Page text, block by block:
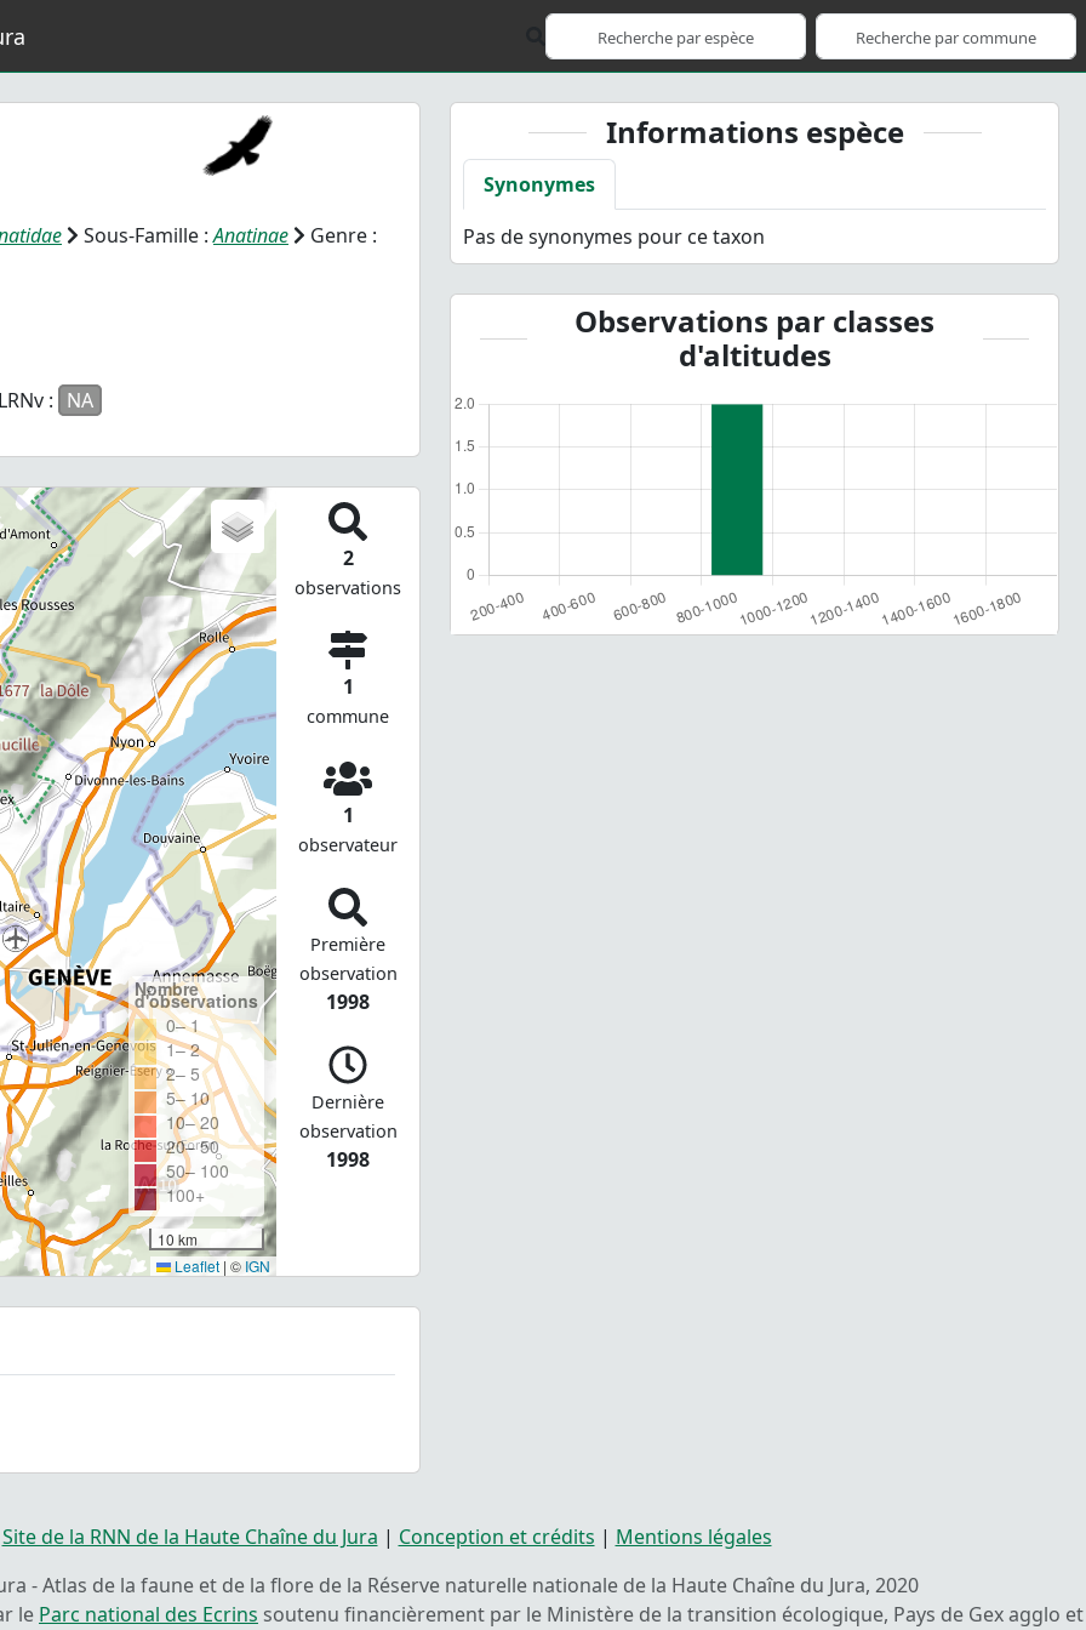
Sous-Famille :Anatinae Genre :
: NA
Nombre
d'observations
0– 1
1– 2
2– 5
5– 10
10– 20
20– 50
50– 100
100+
10 km
Leaflet | © IGN
2
observations
1
commune
1
observateur
Première
observation
1998
Dernière
observation
1998
Informations espèce
Synonymes
Pas de synonymes pour ce taxon
Observations par classes
d'altitudes
Site de la RNN de la Haute Chaîne du Jura | Conception et crédits | Mentions légales
- Atlas de la faune et de la flore de la Réserve naturelle nationale de la Haute Chaîne du Jura, 2020
le Parc national des Ecrins soutenu financièrement par le Ministère de la transition écologique, Pays de Gex agglo et